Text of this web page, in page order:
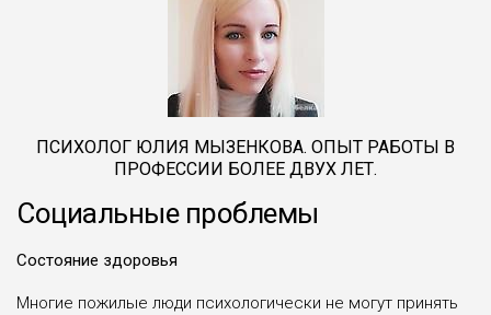
ПСИХОЛОГ ЮЛИЯ МЫЗЕНКОВА. ОПЫТ РАБОТЫ В
ПРОФЕССИИ БОЛЕЕ ДВУХ ЛЕТ.
Социальные проблемы
Состояние здоровья
Многие пожилые люди психологически не могут принять